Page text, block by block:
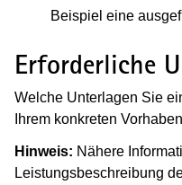
Beispiel eine
Erforderliche
Welche Unterlagen Sie
Ihrem konkreten
Hinweis: Nähere
Leistungsbeschreibung